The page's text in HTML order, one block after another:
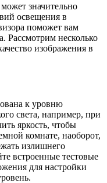
значительно
освещения в
поможет вам
Рассмотрим несколько
изображения в
к уровню
света, например, при
яркость, чтобы
комнате, наоборот,
излишнего
встроенные тестовые
для настройки